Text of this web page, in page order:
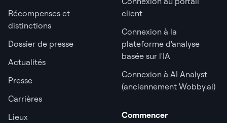
Récompenses et
distinctions
Dossier de presse
Actualités
Presse
Carrières
Lieux
client
Connexion à la
plateforme d'analyse
basée sur l'IA
Connexion à AI Analyst
(anciennement Wobby.ai)
Commencer